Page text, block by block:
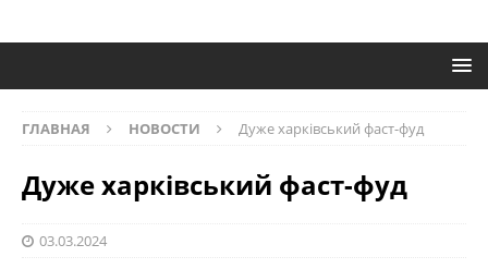
ГЛАВНАЯ НОВОСТИ Дуже харківський фаст-фуд
Дуже харківський фаст-фуд
03.03.2024